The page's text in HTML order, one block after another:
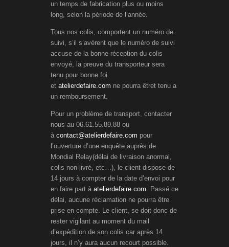
un temps de fabrication plus ou moins
long, selon la période de l’année.
Tous nos colis, comportent un numéro de
suivi, s’il s’avérent que le numéro de suivi
accuse de la bonne réception du colis
envoyé, la preuve du transporteur sera
tenu pour bonne foi
et atelierdefaire.com ne pourra êtret tenu a
un remboursement.
Pour un problème de transport, contacter
nous au 06.61.55.89.88 ou
à contact@atelierdefaire.com pour
l’ouverture d’une enquête auprès de
Mondial Relay(délai de livraison anormal,
colis non livré, etc…), le client dispose de
14 jours à compter de la date d’envoi pour
en faire part à atelierdefaire.com . Passé ce
délai, aucune réclamation ne pourra être
prise en compte. Le client, se doit donc de
rester vigilant au moment du mail
d’expédition de son colis car après 14
jours, il n’y aura aucun recourt possible.